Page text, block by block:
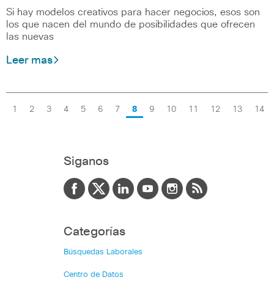
Si hay modelos creativos para hacer negocios, esos son
los que nacen del mundo de posibilidades que ofrecen
las nuevas
Leer mas
1 2 3 4 5 6 7 8 9 10 11 12 13 14
Siganos
Categorías
Búsquedas Laborales
Centro de Datos